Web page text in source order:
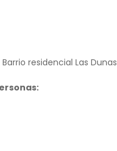
residencial Las Dunas